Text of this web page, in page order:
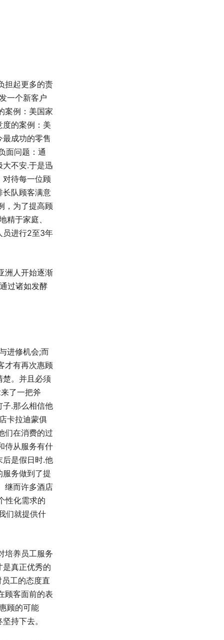
担起更多的责
一个新客户
案例：美国家
的案例：美
成功的零售
面问题：通
不安.于是迅
对待每一位顾
长队顾客满意
，为了提高顾
精于家庭、
员进行2至3年
洲人开始逐渐
过诸如发酵
进修机会;而
才有再次惠顾
楚。并且必须
了一把斧
子.那么相信他
卡拉迪蒙俱
们在消费的过
侍从服务有什
后是假日时.他
务做到了提
继而许多酒店
性化需求的
们就提供什
培养员工服务
真正优秀的
工的态度直
顾客面前的表
顾的可能
持下去。